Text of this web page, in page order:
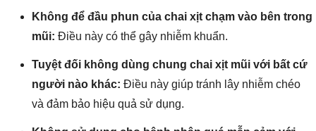
Không để đầu phun của chai xịt chạm vào bên trong
mũi: Điều này có thể gây nhiễm khuẩn.
Tuyệt đối không dùng chung chai xịt mũi với bất cứ
người nào khác: Điều này giúp tránh lây nhiễm chéo
và đảm bảo hiệu quả sử dụng.